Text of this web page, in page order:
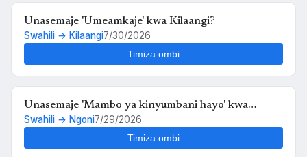
Unasemaje 'Umeamkaje' kwa Kilaangi?
Swahili → Kilaangi7/30/2026
Timiza ombi
Unasemaje 'Mambo ya kinyumbani hayo' kwa
Ngoni?
Swahili → Ngoni7/29/2026
Timiza ombi